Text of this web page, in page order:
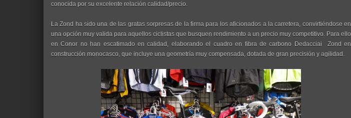
conocida por su excelente relación calidad/precio.
La Zond ha sido una de las gratas sorpresas de la firma para los aficionados a la carretera, convirtiéndose en
una opción muy valida para aquellos ciclistas que busquen rendimiento a un precio muy competitivo. Para ello
en Conor no han escatimado en calidad, elaborando el cuadro en fibra de carbono Dedacciai Zond en
construcción monocasco, que incluye una geometría muy compensada, dotada de gran precisión y agilidad.